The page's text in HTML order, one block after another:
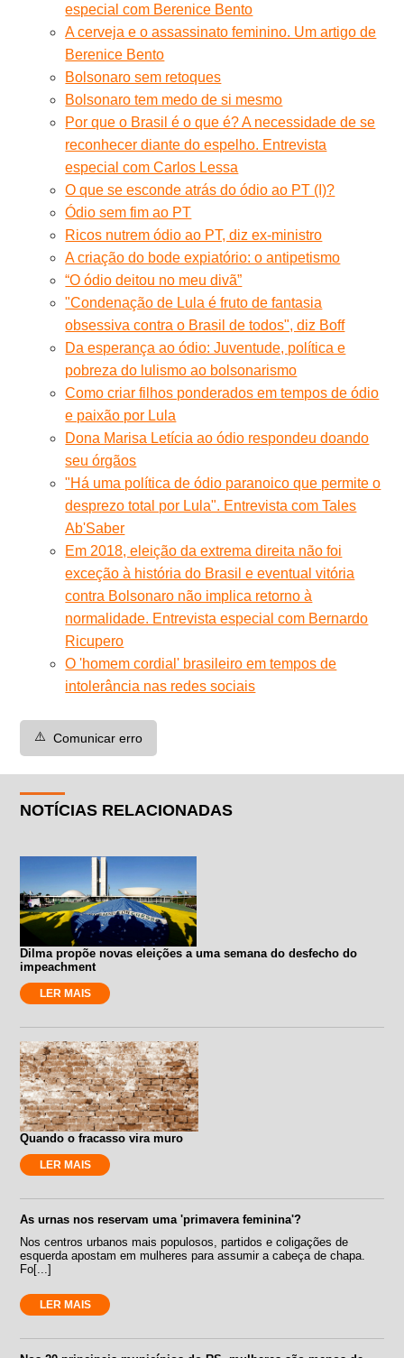
especial com Berenice Bento
A cerveja e o assassinato feminino. Um artigo de
Berenice Bento
Bolsonaro sem retoques
Bolsonaro tem medo de si mesmo
Por que o Brasil é o que é? A necessidade de se
reconhecer diante do espelho. Entrevista
especial com Carlos Lessa
O que se esconde atrás do ódio ao PT (I)?
Ódio sem fim ao PT
Ricos nutrem ódio ao PT, diz ex-ministro
A criação do bode expiatório: o antipetismo
“O ódio deitou no meu divã”
"Condenação de Lula é fruto de fantasia
obsessiva contra o Brasil de todos", diz Boff
Da esperança ao ódio: Juventude, política e
pobreza do lulismo ao bolsonarismo
Como criar filhos ponderados em tempos de ódio
e paixão por Lula
Dona Marisa Letícia ao ódio respondeu doando
seu órgãos
"Há uma política de ódio paranoico que permite o
desprezo total por Lula". Entrevista com Tales
Ab'Saber
Em 2018, eleição da extrema direita não foi
exceção à história do Brasil e eventual vitória
contra Bolsonaro não implica retorno à
normalidade. Entrevista especial com Bernardo
Ricupero
O 'homem cordial' brasileiro em tempos de
intolerância nas redes sociais
⚠️ Comunicar erro
NOTÍCIAS RELACIONADAS
Dilma propõe novas eleições a uma semana do desfecho do
impeachment
LER MAIS
Quando o fracasso vira muro
LER MAIS
As urnas nos reservam uma 'primavera feminina'?
Nos centros urbanos mais populosos, partidos e coligações de
esquerda apostam em mulheres para assumir a cabeça de chapa.
Fo[...]
LER MAIS